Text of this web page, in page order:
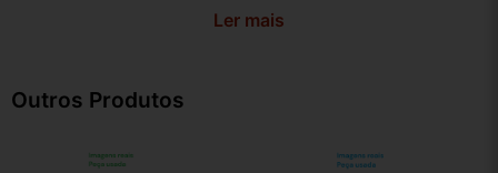
Ler mais
Outros Produtos